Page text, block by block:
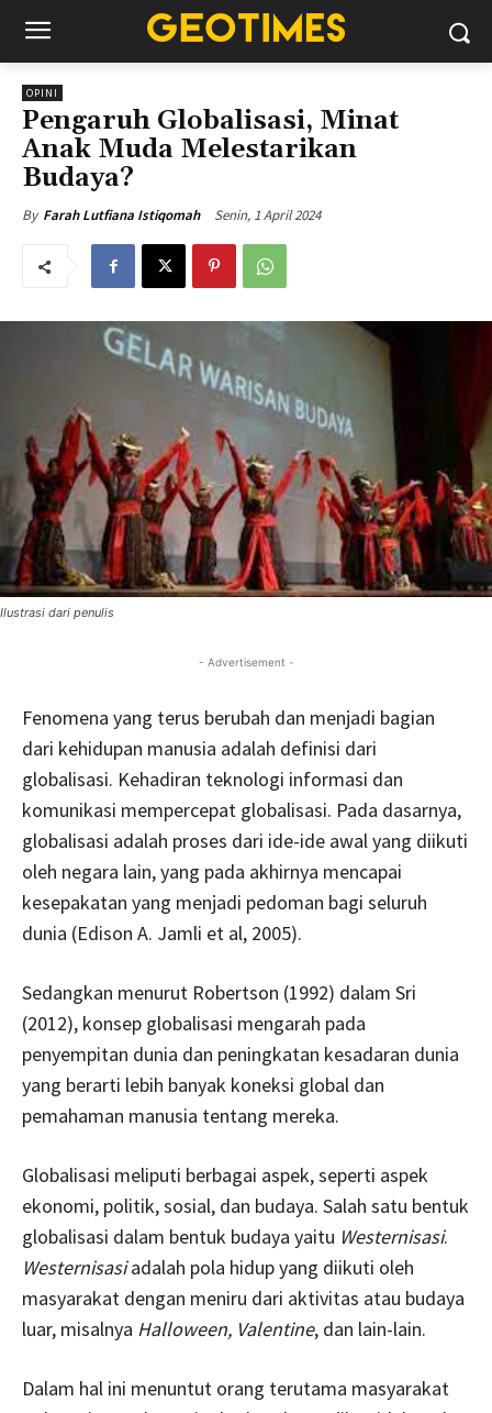
OPINI
Pengaruh Globalisasi, Minat
Anak Muda Melestarikan
Budaya?
By Farah Lutfiana Istiqomah Senin, 1 April 2024
Ilustrasi dari penulis
- Advertisement -
Fenomena yang terus berubah dan menjadi bagian
dari kehidupan manusia adalah definisi dari
globalisasi. Kehadiran teknologi informasi dan
komunikasi mempercepat globalisasi. Pada dasarnya,
globalisasi adalah proses dari ide-ide awal yang diikuti
oleh negara lain, yang pada akhirnya mencapai
kesepakatan yang menjadi pedoman bagi seluruh
dunia (Edison A. Jamli et al, 2005).
Sedangkan menurut Robertson (1992) dalam Sri
(2012), konsep globalisasi mengarah pada
penyempitan dunia dan peningkatan kesadaran dunia
yang berarti lebih banyak koneksi global dan
pemahaman manusia tentang mereka.
Globalisasi meliputi berbagai aspek, seperti aspek
ekonomi, politik, sosial, dan budaya. Salah satu bentuk
globalisasi dalam bentuk budaya yaitu Westernisasi.
Westernisasiadalah pola hidup yang diikuti oleh
masyarakat dengan meniru dari aktivitas atau budaya
luar, misalnya Halloween, Valentine, dan lain-lain.
Dalam hal ini menuntut orang terutama masyarakat